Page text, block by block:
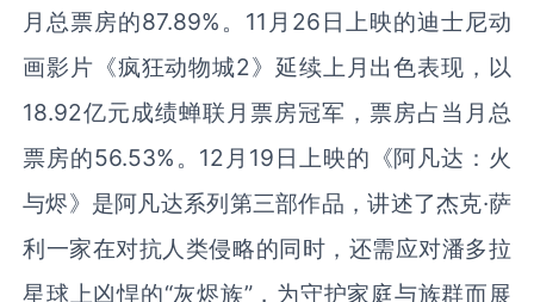
月总票房的87.89%。11月26日上映的迪士尼动
画影片《疯狂动物城2》延续上月出色表现，以
18.92亿元成绩蝉联月票房冠军，票房占当月总
票房的56.53%。12月19日上映的《阿凡达：火
与烬》是阿凡达系列第三部作品，讲述了杰克·萨
利一家在对抗人类侵略的同时，还需应对潘多拉
星球上凶悍的“灰烬族”，为守护家庭与族群而展